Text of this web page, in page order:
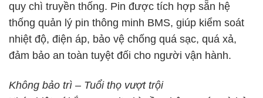
quy chì truyền thống. Pin được tích hợp sẵn hệ
thống quản lý pin thông minh BMS, giúp kiểm soát
nhiệt độ, điện áp, bảo vệ chống quá sạc, quá xả,
đảm bảo an toàn tuyệt đối cho người vận hành.
Không bảo trì – Tuổi thọ vượt trội